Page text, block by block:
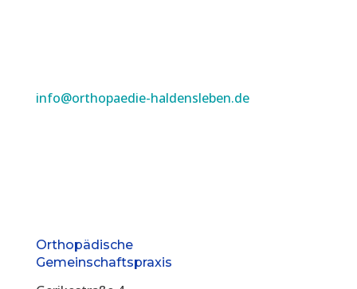
info@orthopaedie-haldensleben.de
Orthopädische
Gemeinschaftspraxis